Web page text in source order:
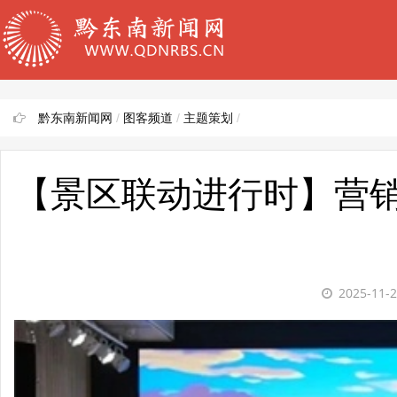
黔东南新闻网 / 图客频道 / 主题策划 /
【景区联动进行时】营
2025-11-